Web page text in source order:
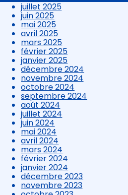
juillet 2025
juin 2025
mai 2025
avril 2025
mars 2025
février 2025
janvier 2025
décembre 2024
novembre 2024
octobre 2024
septembre 2024
août 2024
juillet 2024
juin 2024
mai 2024
avril 2024
mars 2024
février 2024
janvier 2024
décembre 2023
novembre 2023